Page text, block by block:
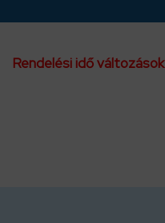
Rendelési idő változások